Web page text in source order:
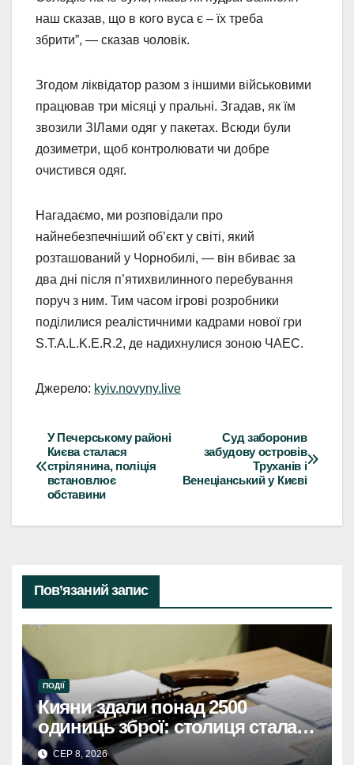
наш сказав, що в кого вуса є – їх треба
збрити”, — сказав чоловік.
Згодом ліквідатор разом з іншими військовими
працював три місяці у пральні. Згадав, як їм
звозили ЗІЛами одяг у пакетах. Всюди були
дозиметри, щоб контролювати чи добре
очистився одяг.
Нагадаємо, ми розповідали про
найнебезпечніший об’єкт у світі, який
розташований у Чорнобилі, — він вбиває за
два дні після п’ятихвилинного перебування
поруч з ним. Тим часом ігрові розробники
поділилися реалістичними кадрами нової гри
S.T.A.L.K.E.R.2, де надихнулися зоною ЧАЕС.
Джерело: kyiv.novyny.live
Навігація
записів
Суд заборонив
забудову островів
Труханів і
Венеціанський у Києві
У Печерському районі
Києва сталася
стрілянина, поліція
встановлює
обставини
Пов’язаний запис
ПОДІЇ
Кияни здали понад 2500
одиниць зброї: столиця стала
безпечнішою
СЕР 8, 2026